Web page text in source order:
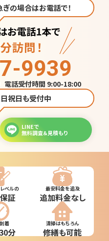
の場合はお電話で！
9939
電話受付時間 9:00-18:00
祝日も受付中
LINEで
無料調査＆見積もり
ベルの
証
最安料金を追及
追加料金なし
着
分
清掃はもちろん
修繕も可能